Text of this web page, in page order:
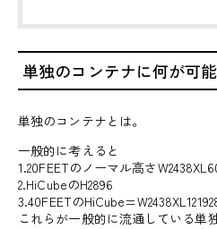
単独のコンテナに何が可
単独のコンテナとは。
一般的に考えると
1.20FEETのノーマル高さ
2.HiCubeのH2896
3.40FEETの
これらが一般的に流通している単